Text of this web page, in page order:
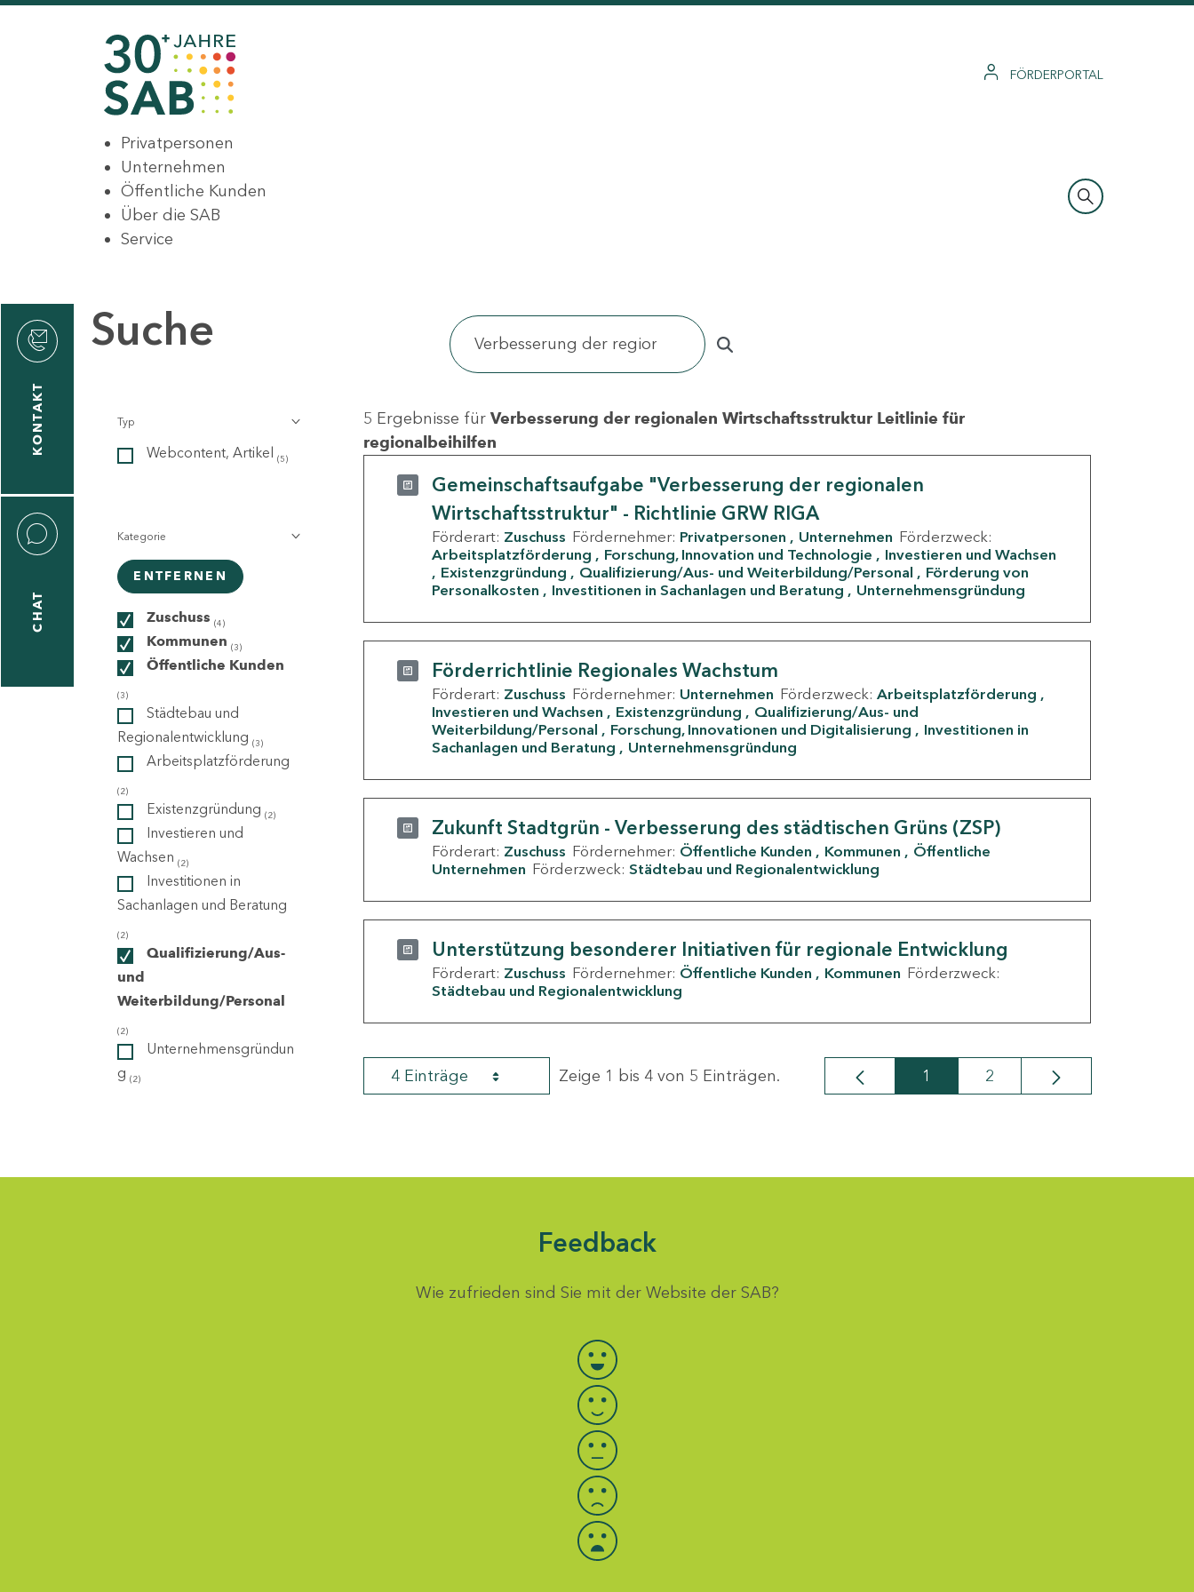
FÖRDERPORTAL
Privatpersonen
Unternehmen
Öffentliche Kunden
Über die SAB
Service
KONTAKT
CHAT
Suche
Typ
Webcontent, Artikel (5)
Kategorie
ENTFERNEN
Zuschuss (4)
Kommunen (3)
Öffentliche Kunden
(3)
Städtebau und
Regionalentwicklung (3)
Arbeitsplatzförderung
(2)
Existenzgründung (2)
Investieren und
Wachsen (2)
Investitionen in
Sachanlagen und Beratung
(2)
Qualifizierung/Aus-
und
Weiterbildung/Personal
(2)
Unternehmensgründun
g (2)
5 Ergebnisse für Verbesserung der regionalen Wirtschaftsstruktur Leitlinie für
regionalbeihilfen
Gemeinschaftsaufgabe "Verbesserung der regionalen
Wirtschaftsstruktur" - Richtlinie GRW RIGA
Förderart: Zuschuss Fördernehmer: Privatpersonen Unternehmen Förderzweck:
Arbeitsplatzförderung
Forschung, Innovation und Technologie
Investieren und Wachsen
Existenzgründung
Qualifizierung/Aus- und Weiterbildung/Personal
Förderung von
Personalkosten
Investitionen in Sachanlagen und Beratung Unternehmensgründung
Förderrichtlinie Regionales Wachstum
Förderart: Zuschuss Fördernehmer: Unternehmen Förderzweck: Arbeitsplatzförderung
Investieren und Wachsen
Existenzgründung
Qualifizierung/Aus- und
Weiterbildung/Personal
Forschung, Innovationen und Digitalisierung
Investitionen in
Sachanlagen und Beratung
Unternehmensgründung
Zukunft Stadtgrün - Verbesserung des städtischen Grüns (ZSP)
Förderart: Zuschuss Fördernehmer: Öffentliche Kunden Kommunen
Öffentliche
Unternehmen Förderzweck: Städtebau und Regionalentwicklung
Unterstützung besonderer Initiativen für regionale Entwicklung
Förderart: Zuschuss Fördernehmer: Öffentliche Kunden Kommunen Förderzweck:
Städtebau und Regionalentwicklung
4 Einträge Zeige 1 bis 4 von 5 Einträgen. Seite
1 Seite
2
Feedback
Wie zufrieden sind Sie mit der Website der SAB?
Bewertung auswählen